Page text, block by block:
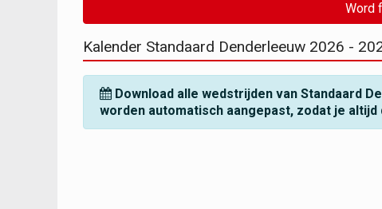
Word
Kalender Standaard Denderleeuw 2026 -
Download alle wedstrijden van Standaard
worden automatisch aangepast, zodat je altijd